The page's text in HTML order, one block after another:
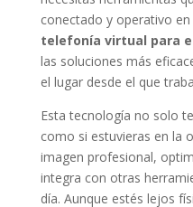
conectado y operativo
telefonía virtual para
las soluciones más
el lugar desde el que
Esta tecnología no solo
como si estuvieras en la
imagen profesional,
integra con otras
día. Aunque estés lejos